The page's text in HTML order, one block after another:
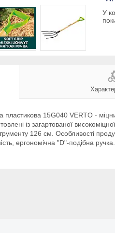
У
15G040 VERTO -
із загартованої
126 см. Особливості
ергономічна "D"-подібна